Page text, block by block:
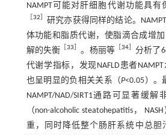
NAMPT可能对肝细胞代谢功能具
［32］研究亦获得同样的结论。
体功能和脂质代谢，使脂滴合成增
解的失衡 ［33］ 。杨丽等［34］分析了
代谢学指标，发现NAFLD患者
也呈明显的负相关关系（P<0.05）。
NAMPT/NAD/SIRT1通路可显著缓
（non-alcoholic steatohepatitis，
重，同时降低整个肠肝系统中总胆